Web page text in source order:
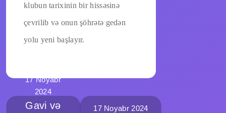
klubun tarixinin bir hissəsinə
çevrilib və onun şöhrətə gedən
yolu yeni başlayır.
17 Noyabr
2024
Gavi və
17 Noyabr 2024